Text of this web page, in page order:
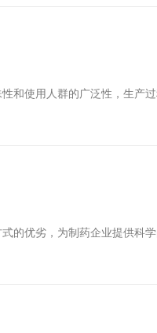
和使用人群的广泛性，生产
的优劣，为制药企业提供科